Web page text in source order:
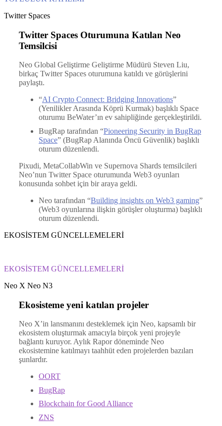
Twitter Spaces
Twitter Spaces Oturumuna Katılan Neo
Temsilcisi
Neo Global Geliştirme Geliştirme Müdürü Steven Liu,
birkaç Twitter Spaces oturumuna katıldı ve görüşlerini
paylaştı.
“AI Crypto Connect: Bridging Innovations”
(Yenilikler Arasında Köprü Kurmak) başlıklı Space
oturumu BeWater’ın ev sahipliğinde gerçekleştirildi.
BugRap tarafından “Pioneering Security in BugRap
Space” (BugRap Alanında Öncü Güvenlik) başlıklı
oturum düzenlendi.
Pixudi, MetaCollabWin ve Supernova Shards temsilcileri
Neo’nun Twitter Space oturumunda Web3 oyunları
konusunda sohbet için bir araya geldi.
Neo tarafından “Building insights on Web3 gaming”
(Web3 oyunlarına ilişkin görüşler oluşturma) başlıklı
oturum düzenlendi.
EKOSİSTEM GÜNCELLEMELERİ
EKOSİSTEM GÜNCELLEMELERİ
Neo X Neo N3
Ekosisteme yeni katılan projeler
Neo X’in lansmanını desteklemek için Neo, kapsamlı bir
ekosistem oluşturmak amacıyla birçok yeni projeyle
bağlantı kuruyor. Aylık Rapor döneminde Neo
ekosistemine katılmayı taahhüt eden projelerden bazıları
şunlardır.
OORT
BugRap
Blockchain for Good Alliance
ZNS